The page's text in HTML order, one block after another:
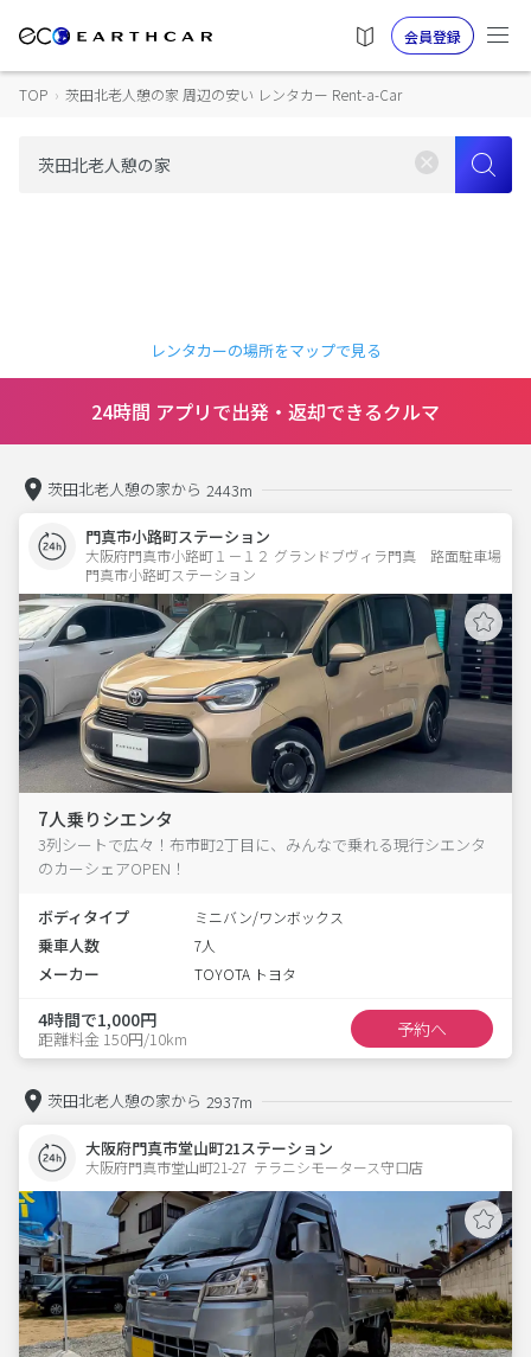
会員登録
TOP › 茨田北老人憩の家 周辺の安い レンタカー Rent-a-Car
レンタカーの場所をマップで見る
24時間 アプリで出発・返却できるクルマ
茨田北老人憩の家から 2443m
門真市小路町ステーション
大阪府門真市小路町１－１２ グランドブヴィラ門真　路面駐車場
門真市小路町ステーション
7人乗りシエンタ
3列シートで広々！布市町2丁目に、みんなで乗れる現行シエンタ
のカーシェアOPEN！
ボディタイプ ミニバン/ワンボックス
乗車人数 7人
メーカー TOYOTA トヨタ
4時間で1,000円
距離料金 150円/10km 予約へ
茨田北老人憩の家から 2937m
大阪府門真市堂山町21ステーション
大阪府門真市堂山町21-27  テラニシモータース守口店